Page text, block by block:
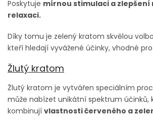
Poskytuje mírnou stimulaci a zlepšení
relaxaci.
Díky tomu je zelený kratom skvělou
kteří hledají vyvážené účinky, vhodné
Žlutý kratom
Žlutý kratom je vytvářen speciálním
může nabízet unikátní spektrum účinků,
kombinují vlastnosti červeného a